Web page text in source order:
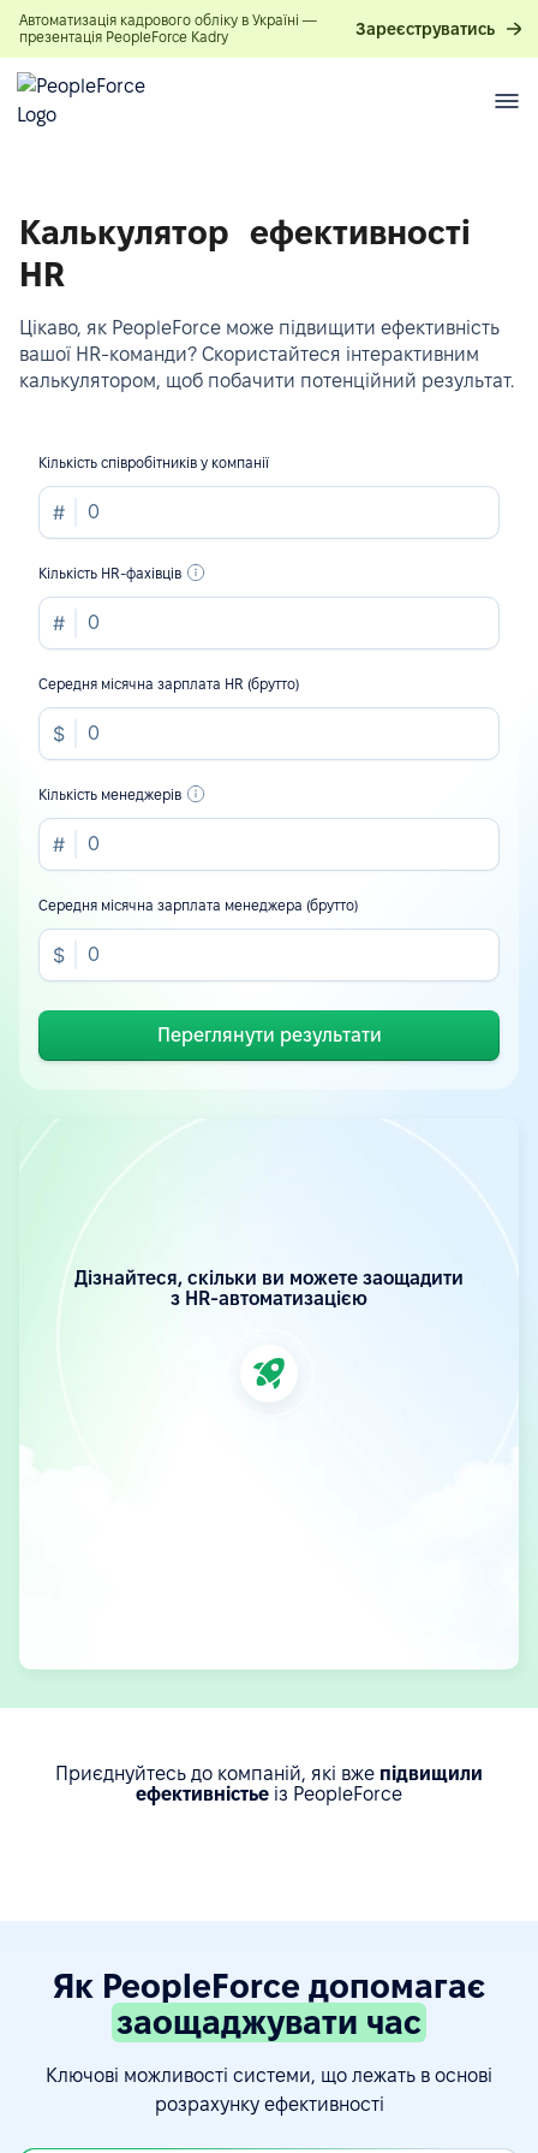
Автоматизація кадрового обліку в Україні —
презентація PeopleForce Kadry
Зареєструватись
Калькулятор ефективності
HR
Цікаво, як PeopleForce може підвищити ефективність
вашої HR-команди? Скористайтеся інтерактивним
калькулятором, щоб побачити потенційний результат.
Кількість співробітників у компанії
Кількість HR-фахівців
Середня місячна зарплата HR (брутто)
Кількість менеджерів
Середня місячна зарплата менеджера (брутто)
Переглянути результати
Дізнайтеся, скільки ви можете заощадити
з HR-автоматизацією
Приєднуйтесь до компаній, які вже підвищили
ефективністьe із PeopleForce
Як PeopleForce допомагає
заощаджувати час
Ключові можливості системи, що лежать в основі
розрахунку ефективності